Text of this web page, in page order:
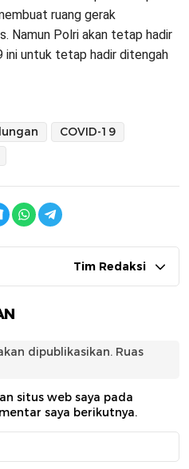
ruang gerak
Namun Polri akan tetap hadir
ini untuk tetap hadir ditengah
COVID-19
Tim Redaksi
dipublikasikan. Ruas
situs web saya pada
saya berikutnya.